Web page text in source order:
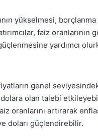
yükselmesi,
faiz
yardımcı
genel
olan talebi
oranlarını artırarak
doları güçlendirebilir.